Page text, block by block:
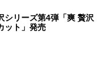
リーズ第4弾「爽 贅沢
ット」発売